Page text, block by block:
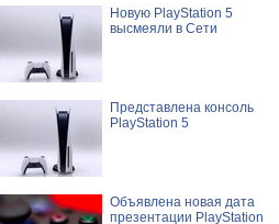
Новую PlayStation 5
высмеяли в Сети
Представлена консоль
PlayStation 5
Объявлена новая дата
презентации PlayStation